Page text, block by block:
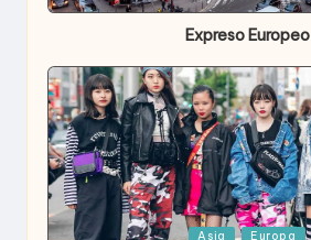
en
Expreso Europeo
Publicada
Asia Europa